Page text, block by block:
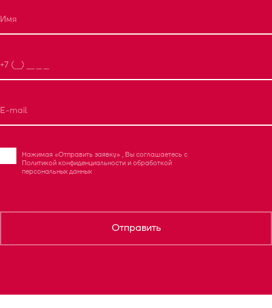
Нажимая «Отправить заявку» , Вы соглашаетесь с
Политикой конфиденциальности и обработкой
персональных данных
Отправить